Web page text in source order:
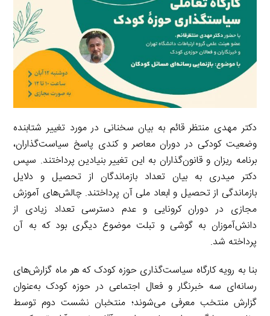
دکتر مهدی منتظر قائم به بیان سخنانی در مورد تغییر شتابنده
وضعیت کودکی در دوران معاصر و کندی پاسخ سیاست‌گذاران،
برنامه ریزان و قانون‌گذاران به این تغییر بنیادین پرداختند. سپس
دکتر میدری به بیان تعداد بازماندگان از تحصیل و دلایل
بازماندگی از تحصیل و ابعاد ملی آن پرداختند. چالش‌های آموزش
مجازی در دوران کرونایی و عدم دسترسی تعداد زیادی از
دانش‌آموزان به گوشی و تبلت موضوع دیگری بود که به آن
پرداخته شد.
بنا به رویه کارگاه سیاست‌گذاری حوزه کودک که هر ماه گزارش‌های
رسانه‌ای سه خبرنگار و فعال اجتماعی در حوزه کودک به‌عنوان
گزارش منتخب معرفی می‌شوند؛ منتخبان نشست دوم توسط